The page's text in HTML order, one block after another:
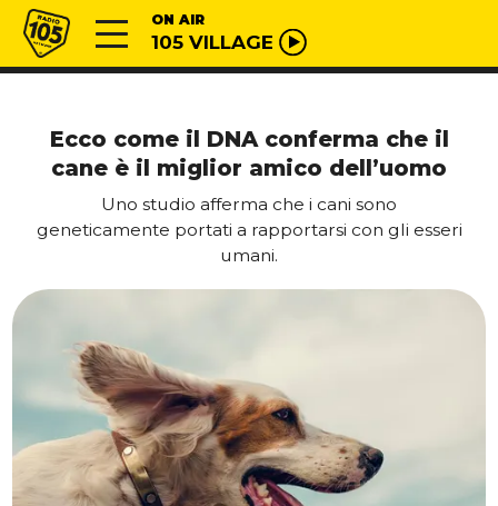
Vai al contenuto
Radio 105 ON AIR
105 VILLAGE
Ecco come il DNA conferma che il
cane è il miglior amico dell’uomo
Uno studio afferma che i cani sono
geneticamente portati a rapportarsi con gli esseri
umani.